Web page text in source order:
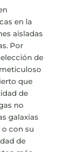
en la
aisladas
Por
de
que
de
no
galaxias
con su
de